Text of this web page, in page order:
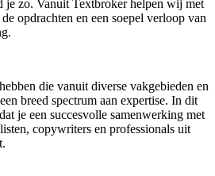
je zo. Vanuit Textbroker helpen wij met
opdrachten en een soepel verloop van
die vanuit diverse vakgebieden en
breed spectrum aan expertise. In dit
je een succesvolle samenwerking met
copywriters en professionals uit